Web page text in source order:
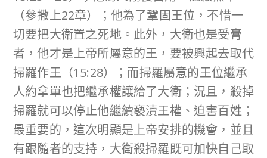
（參撒上22章）；他為了鞏固王位，不惜一
切要把大衛置之死地。此外，大衛也是受膏
者，他才是上帝所屬意的王，要被興起去取代
掃羅作王（15:28）；而掃羅屬意的王位繼承
人約拿單也把繼承權讓給了大衛；況且，殺掉
掃羅就可以停止他繼續褻瀆王權、迫害百姓；
最重要的，這次明顯是上帝安排的機會，並且
有跟隨者的支持，大衛殺掃羅既可加快自己取